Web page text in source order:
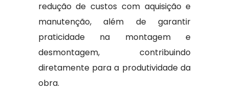
redução de custos com aquisição e
manutenção, além de garantir
praticidade na montagem e
desmontagem, contribuindo
diretamente para a produtividade da
obra.